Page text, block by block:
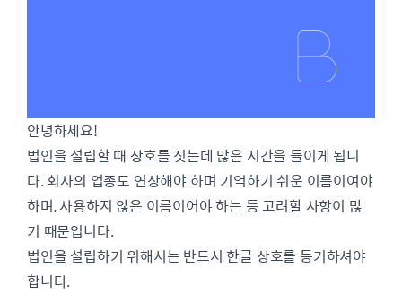
안녕하세요!
법인을 설립할 때 상호를 짓는데 많은 시간을 들이게 됩니
다. 회사의 업종도 연상해야 하며 기억하기 쉬운 이름이여야
하며, 사용하지 않은 이름이어야 하는 등 고려할 사항이 많
기 때문입니다.
법인을 설립하기 위해서는 반드시 한글 상호를 등기하셔야
합니다.